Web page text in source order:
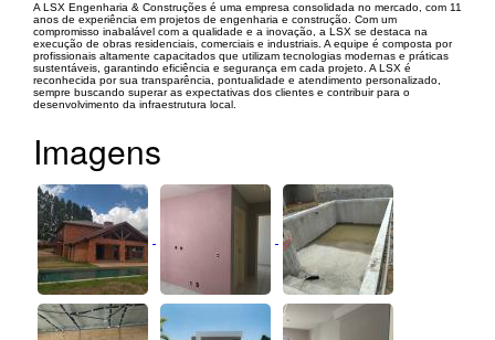
A LSX Engenharia & Construções é uma empresa consolidada no mercado, com 11
anos de experiência em projetos de engenharia e construção. Com um
compromisso inabalável com a qualidade e a inovação, a LSX se destaca na
execução de obras residenciais, comerciais e industriais. A equipe é composta por
profissionais altamente capacitados que utilizam tecnologias modernas e práticas
sustentáveis, garantindo eficiência e segurança em cada projeto. A LSX é
reconhecida por sua transparência, pontualidade e atendimento personalizado,
sempre buscando superar as expectativas dos clientes e contribuir para o
desenvolvimento da infraestrutura local.
Imagens